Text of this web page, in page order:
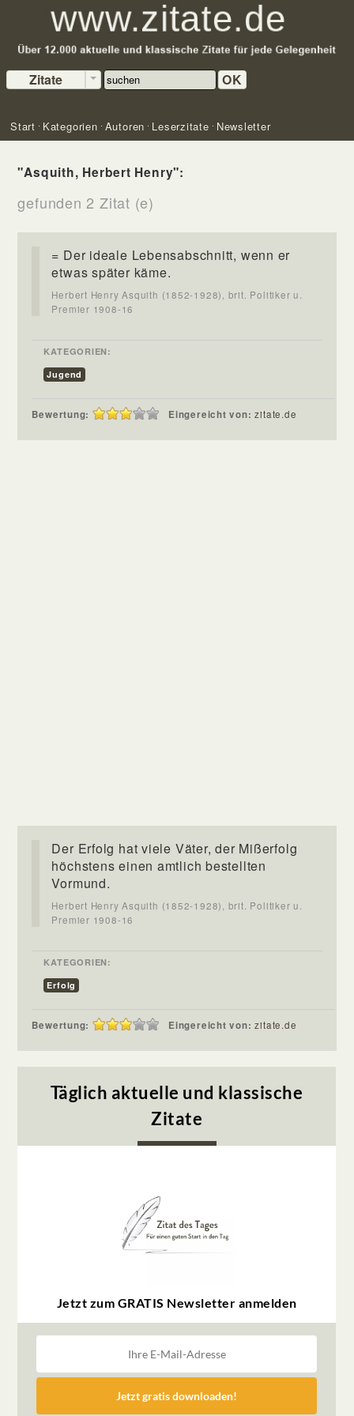
Zitate OK
Start Kategorien Autoren Leserzitate Newsletter
"Asquith, Herbert Henry":
gefunden 2 Zitat (e)
= Der ideale Lebensabschnitt, wenn er
etwas später käme.
Herbert Henry Asquith (1852-1928), brit. Politiker u.
Premier 1908-16
KATEGORIEN:
Jugend
Bewertung: Eingereicht von:zitate.de
Der Erfolg hat viele Väter, der Mißerfolg
höchstens einen amtlich bestellten
Vormund.
Herbert Henry Asquith (1852-1928), brit. Politiker u.
Premier 1908-16
KATEGORIEN:
Erfolg
Bewertung: Eingereicht von:zitate.de